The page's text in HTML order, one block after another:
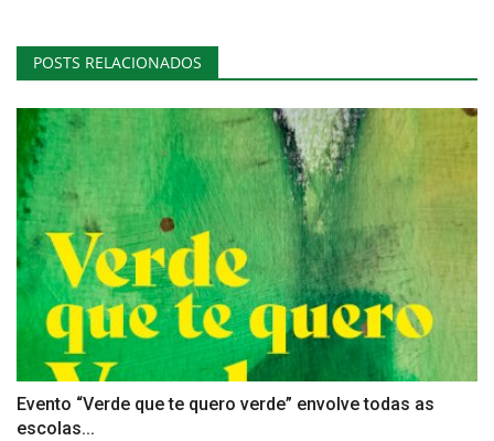
POSTS RELACIONADOS
Evento “Verde que te quero verde” envolve todas as
escolas...